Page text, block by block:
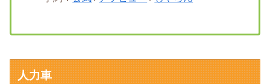
人力車